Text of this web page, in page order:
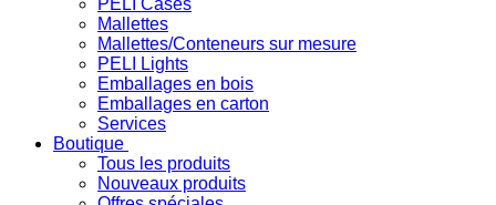
PELI Cases
Mallettes
Mallettes/Conteneurs sur mesure
PELI Lights
Emballages en bois
Emballages en carton
Services
Boutique
Tous les produits
Nouveaux produits